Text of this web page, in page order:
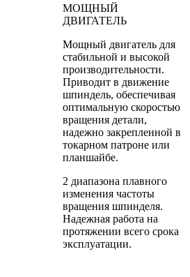
МОЩНЫЙ
ДВИГАТЕЛЬ
Мощный двигатель для
стабильной и высокой
производительности.
Приводит в движение
шпиндель, обеспечивая
оптимальную скоростью
вращения детали,
надежно закрепленной в
токарном патроне или
планшайбе.
2 диапазона плавного
изменения частоты
вращения шпинделя.
Надежная работа на
протяжении всего срока
эксплуатации.